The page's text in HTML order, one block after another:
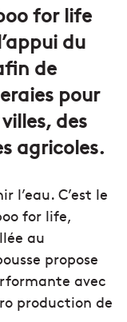
for life
du
de
pour
des
agricoles.
l’eau. C’est le
for life,
au
propose
avec
production de